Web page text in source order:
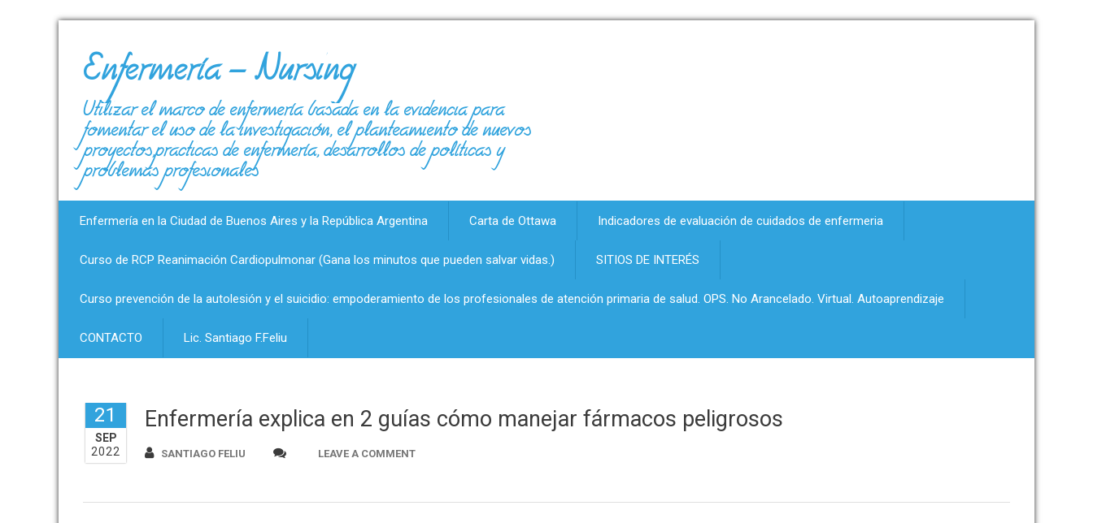
Enfermería – Nursing
Utilizar el marco de enfermería basada en la evidencia para
fomentar el uso de la investigación, el planteamiento de nuevos
proyectos,prácticas de enfermería, desarrollos de políticas y
problemas profesionales
Enfermería en la Ciudad de Buenos Aires y la República Argentina Carta de Ottawa Indicadores de evaluación de cuidados de enfermeria
Curso de RCP Reanimación Cardiopulmonar (Gana los minutos que pueden salvar vidas.) SITIOS DE INTERÉS
Curso prevención de la autolesión y el suicidio: empoderamiento de los profesionales de atención primaria de salud. OPS. No Arancelado. Virtual. Autoaprendizaje
CONTACTO Lic. Santiago F.Feliu
21
SEP
2022
Enfermería explica en 2 guías cómo manejar fármacos peligrosos
SANTIAGO FELIU LEAVE A COMMENT